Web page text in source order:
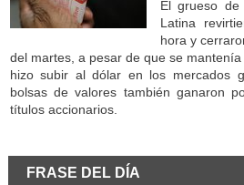
El grueso de
Latina
hora y
del martes, a pesar de que se
hizo subir al dólar en los mercados
bolsas de valores también ganaron
títulos accionarios.
FRASE DEL DÍA